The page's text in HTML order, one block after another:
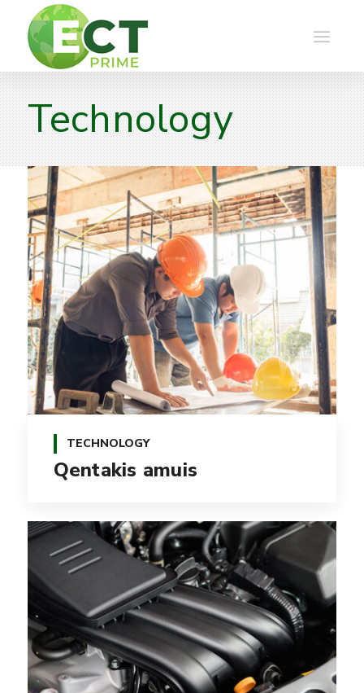
Technology
TECHNOLOGY
Qentakis amuis